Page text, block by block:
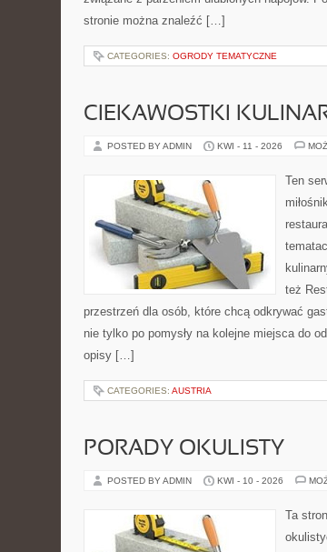
stronie można znaleźć […]
CATEGORIES: OGRODY TEMATYCZNE
CIEKAWOSTKI
POSTED BY ADMIN KWI - 11 - 2026
Ten
też
przestrzeń dla osób, które chcą odkrywać
nie tylko po pomysły na kolejne miejsca do
opisy […]
CATEGORIES: AUSTRIA
PORADY OKULISTY
POSTED BY ADMIN KWI - 10 - 2026
Ta